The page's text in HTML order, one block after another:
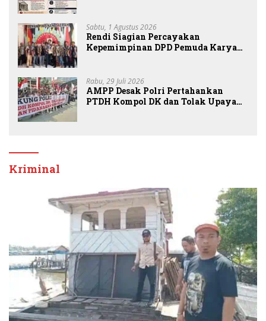
Sabtu, 1 Agustus 2026
Rendi Siagian Percayakan
Kepemimpinan DPD Pemuda Karya
Rabu, 29 Juli 2026
AMPP Desak Polri Pertahankan
PTDH Kompol DK dan Tolak Upaya
Kriminal